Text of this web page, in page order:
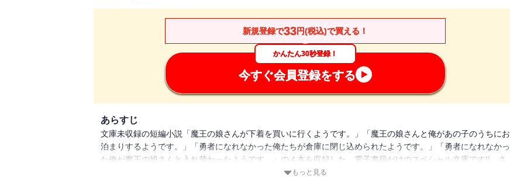
新規登録で33円(税込)で買える！
かんたん30秒登録！
今すぐ会員登録をする
あらすじ
文庫未収録の短編小説「魔王の娘さんが下着を買いに行くようです。」「魔王の娘さんと俺があの子のうちにお
泊まりするようです。」「勇者になれなかった俺たちが倉庫に閉じ込められたようです。」「勇者になれなかっ
た俺が魔王の娘さんと入れ替わったようです。」の４本を収録した、電子書籍だけのスペシャル文庫です!! さ
らに本文イラストは、コミック版の森みさきが担当しているコラボ短編集なのだ！※各短編は、「勇者になれな
もっと見る